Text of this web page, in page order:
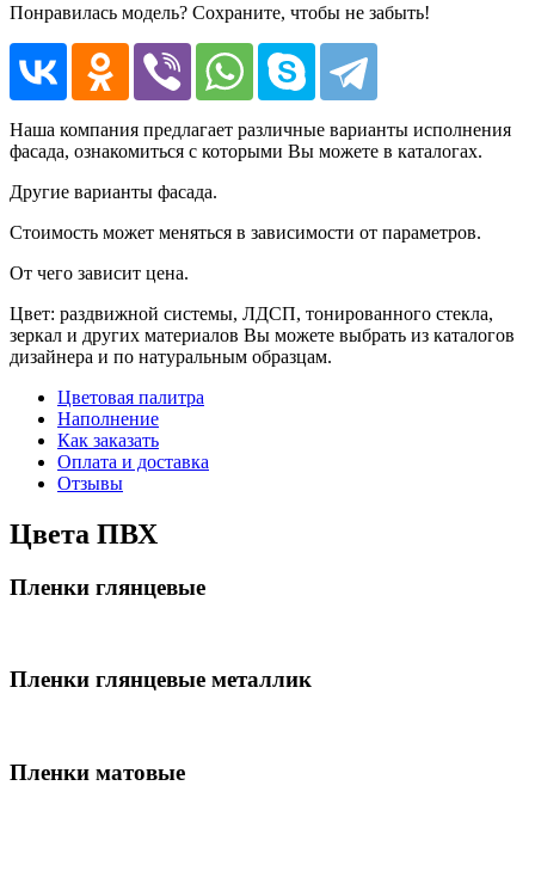
Понравилась модель? Сохраните, чтобы не забыть!
Наша компания предлагает различные варианты исполнения
фасада, ознакомиться с которыми Вы можете в каталогах.
Другие варианты фасада.
Стоимость может меняться в зависимости от параметров.
От чего зависит цена.
Цвет: раздвижной системы, ЛДСП, тонированного стекла,
зеркал и других материалов Вы можете выбрать из каталогов
дизайнера и по натуральным образцам.
Цветовая палитра
Наполнение
Как заказать
Оплата и доставка
Отзывы
Цвета ПВХ
Пленки глянцевые
Пленки глянцевые металлик
Пленки матовые